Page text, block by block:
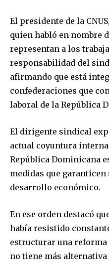
El presidente de la
quien habló en nombre
representan a los
responsabilidad del
afirmando que está
confederaciones que
laboral de la República
El dirigente sindical
actual coyuntura
República Dominicana
medidas que garanticen
desarrollo económico.
En ese orden destacó
había resistido
estructurar una
no tiene más alternativa